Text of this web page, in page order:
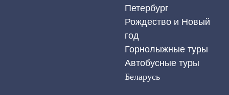
Петербург
Рождество и Новый
год
Горнолыжные туры
Автобусные туры
Беларусь